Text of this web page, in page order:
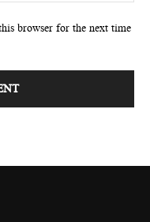
browser for the next time